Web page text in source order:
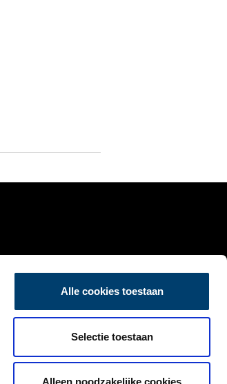
Alle cookies toestaan
Selectie toestaan
Alleen noodzakelijke cookies